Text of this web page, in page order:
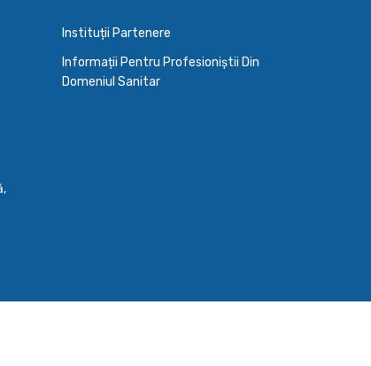
Instituții Partenere
Informații Pentru Profesioniștii Din
Domeniul Sanitar